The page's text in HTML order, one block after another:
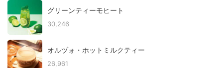
グリーンティーモヒート
30,246
オルヅォ・ホットミルクティー
26,961